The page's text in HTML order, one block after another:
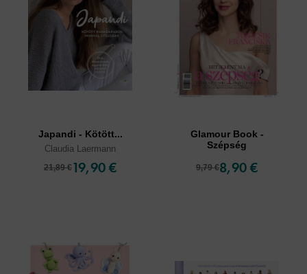
Japandi - Kötött...
Claudia Laermann
21,89 €19,90 €
Glamour Book -
Szépség
9,79 €8,90 €